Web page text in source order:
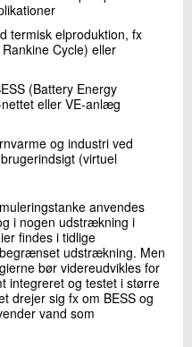
termisk elproduktion, fx
Cycle) eller
(Battery Energy
eller VE-anlæg
og industri ved
(virtuel
anvendes
i nogen udstrækning i
findes i tidlige
udstrækning. Men
bør videreudvikles for
integreret og testet i større
drejer sig fx om BESS og
vand som